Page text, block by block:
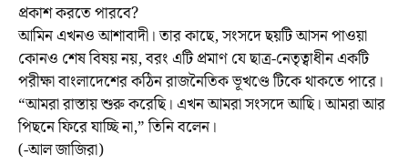
প্রকাশ করতে পারবে?
আমিন এখনও আশাবাদী। তার কাছে, সংসদে ছয়টি আসন পাওয়া
কোনও শেষ বিষয় নয়, বরং এটি প্রমাণ যে ছাত্র-নেতৃত্বাধীন একটি
পরীক্ষা বাংলাদেশের কঠিন রাজনৈতিক ভূখণ্ডে টিকে থাকতে পারে।
“আমরা রাস্তায় শুরু করেছি। এখন আমরা সংসদে আছি। আমরা আর
পিছনে ফিরে যাচ্ছি না,” তিনি বলেন।
(-আল জাজিরা)